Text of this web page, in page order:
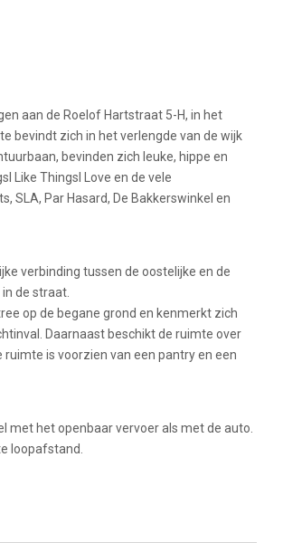
aan de Roelof Hartstraat 5-H, in het
bevindt zich in het verlengde van de wijk
bevinden zich leuke, hippe en
Like ThingsI Love en de vele
SLA, Par Hasard, De Bakkerswinkel en
verbinding tussen de oostelijke en de
de straat.
op de begane grond en kenmerkt zich
Daarnaast beschikt de ruimte over
is voorzien van een pantry en een
met het openbaar vervoer als met de auto.
loopafstand.